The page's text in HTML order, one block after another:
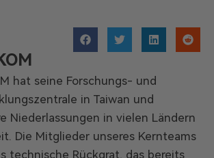
hat seine Forschungs- und
in Taiwan und
Niederlassungen in vielen Ländern
Die Mitglieder unseres Kernteams
technische Rückgrat, das bereits